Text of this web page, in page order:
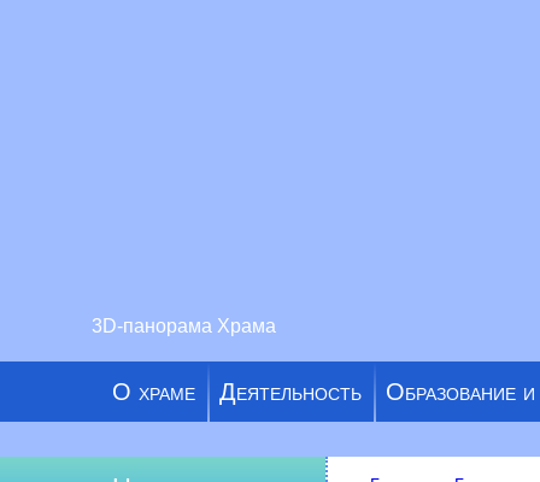
3D-панорама Храма
О храме Деятельность Образование